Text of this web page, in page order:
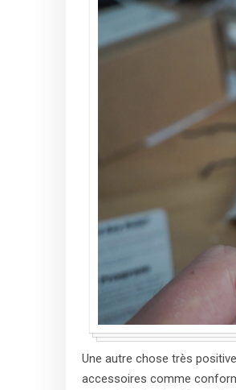
Une autre chose très
accessoires comme